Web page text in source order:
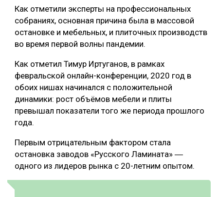
Как отметили эксперты на профессиональных
собраниях, основная причина была в массовой
остановке и мебельных, и плиточных производств
во время первой волны пандемии.
Как отметил Тимур Иртуганов, в рамках
февральской онлайн-конференции, 2020 год в
обоих нишах начинался с положительной
динамики: рост объёмов мебели и плиты
превышал показатели того же периода прошлого
года.
Первым отрицательным фактором стала
остановка заводов «Русского Ламината» ―
одного из лидеров рынка с 20-летним опытом.